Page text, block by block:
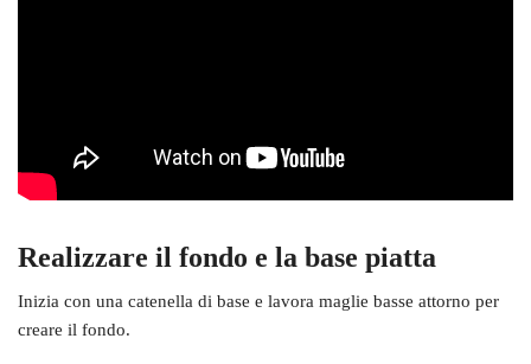
Realizzare il fondo e la base piatta
Inizia con una catenella di base e lavora maglie basse attorno per
creare il fondo.